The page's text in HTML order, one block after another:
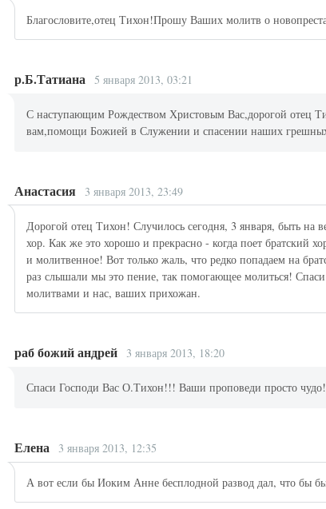
Благословите,отец Тихон!Прошу Ваших молитв о
р.Б.Татиана 5 января 2013, 03:21
С наступающим Рождеством Христовым Вас,дорогой отец
вам,помощи Божией в Служении и спасении наших
Анастасия 3 января 2013, 23:49
Дорогой отец Тихон! Случилось сегодня, 3 января, быть на
хор. Как же это хорошо и прекрасно - когда поет братский
и молитвенное! Вот только жаль, что редко попадаем на
раз слышали мы это пение, так помогающее молиться!
молитвами и нас, ваших прихожан.
раб божий андрей 3 января 2013, 18:20
Спаси Господи Вас О.Тихон!!! Ваши проповеди просто
Елена 3 января 2013, 12:35
А вот если бы Иоким Анне бесплодной развод дал, что бы